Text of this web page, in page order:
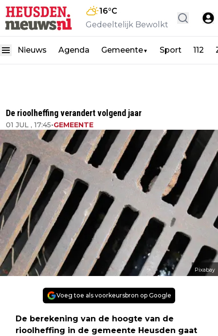
16°C
Gedeeltelijk Bewolkt
Nieuws Agenda Gemeente▼ Sport 112
De rioolheffing verandert volgend jaar
01 JUL , 17:45•GEMEENTE
Pixabay
Voeg toe als voorkeursbron op Google
De berekening van de hoogte van de
rioolheffing in de gemeente Heusden gaat